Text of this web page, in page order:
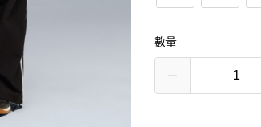
數量